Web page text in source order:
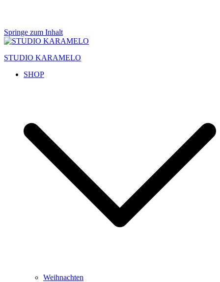
Springe zum Inhalt
STUDIO KARAMELO
SHOP
Weihnachten